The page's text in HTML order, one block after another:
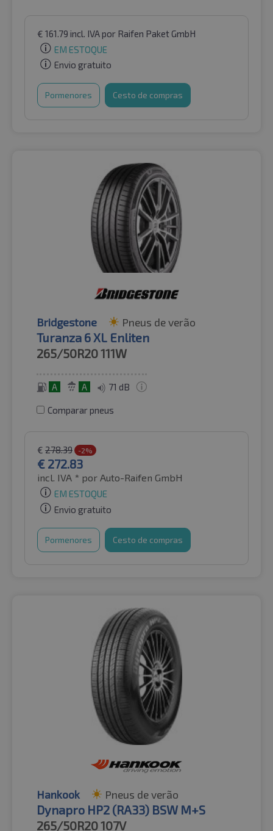
€ 161.79 incl. IVApor Raifen Paket GmbH
EM ESTOQUE
Envio gratuito
Pormenores Cesto de compras
Bridgestone Pneus de verão
Turanza 6 XL Enliten
265/50R20111W
A A 71 dB
Comparar pneus
€ 278.39 -2%
€ 272.83
incl. IVA * por Auto-Raifen GmbH
EM ESTOQUE
Envio gratuito
Pormenores Cesto de compras
Hankook Pneus de verão
Dynapro HP2 (RA33) BSW M+S
265/50R20107V